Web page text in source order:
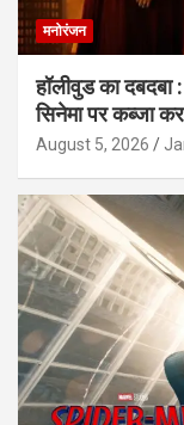
मनोरंजन
हॉलीवुड का
सिनेमा पर कब्जा
August 5, 2026